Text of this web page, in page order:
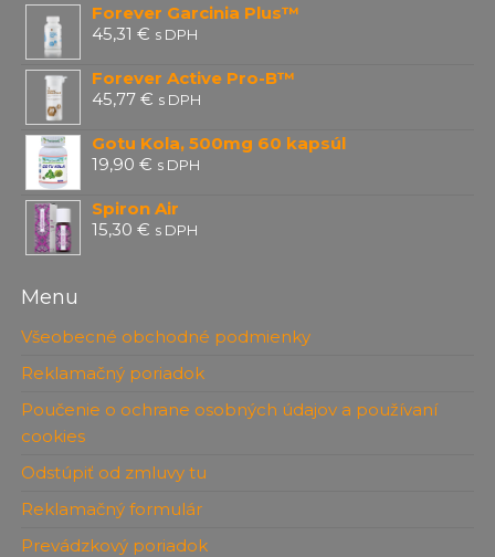
Forever Garcinia Plus™
45,31€ s DPH
Forever Active Pro-B™
45,77€ s DPH
Gotu Kola, 500mg 60 kapsúl
19,90€ s DPH
Spiron Air
15,30€ s DPH
Menu
Všeobecné obchodné podmienky
Reklamačný poriadok
Poučenie o ochrane osobných údajov a používaní
cookies
Odstúpiť od zmluvy tu
Reklamačný formulár
Prevádzkový poriadok